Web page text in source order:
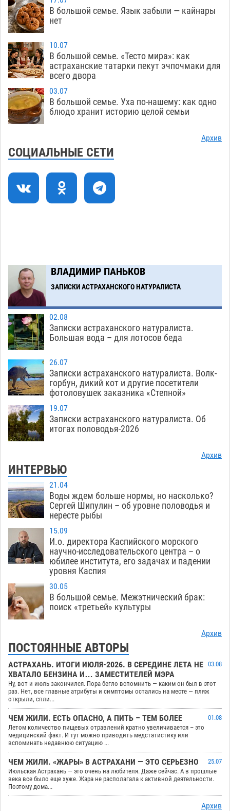
11:20
Астраханцев ждут на парковом газоне с
призами и эрмитажными котами
10:43
Астраханский суд встал на сторону МЧС в
споре за возврат униформы
07.08 325
10:02
На Всероссийской Спартакиаде астраханские
гандболисты уступили казанским «драконам»
07.08
Краснодарской в Астрахани скончались
08:47
Астраханский суд оценил четыре удара по
голове полицейского в сто тысяч рублей
18:57
В Астрахани впервые открыли смену по
теории игр
В большой семье. Язык забыли — кайнары
нет
10.07
В большой семье. «Тесто мира»: как
астраханские татарки пекут эчпочмаки для
всего двора
03.07
В большой семье. Уха по-нашему: как одно
блюдо хранит историю целой семьи
Архив
СОЦИАЛЬНЫЕ СЕТИ
ВЛАДИМИР ПАНЬКОВ
ЗАПИСКИ АСТРАХАНСКОГО НАТУРАЛИСТА
02.08
Записки астраханского натуралиста.
Большая вода – для лотосов беда
26.07
Записки астраханского натуралиста. Волк-
горбун, дикий кот и другие посетители
фотоловушек заказника «Степной»
19.07
Записки астраханского натуралиста. Об
итогах половодья-2026
Архив
ИНТЕРВЬЮ
21.04
Воды ждем больше нормы, но насколько?
Сергей Шипулин – об уровне половодья и
нересте рыбы
15.09
И.о. директора Каспийского морского
научно-исследовательского центра – о
юбилее института, его задачах и падении
уровня Каспия
30.05
В большой семье. Межэтнический брак:
поиск «третьей» культуры
Архив
ПОСТОЯННЫЕ АВТОРЫ
АСТРАХАНЬ. ИТОГИ ИЮЛЯ-2026. В СЕРЕДИНЕ ЛЕТА НЕ
ХВАТАЛО БЕНЗИНА И… ЗАМЕСТИТЕЛЕЙ МЭРА
03.08
Ну, вот и июль закончился. Пора бегло вспомнить — каким он был в этот
раз. Нет, все главные атрибуты и симптомы остались на месте — пляж
открыли, спли...
ЧЕМ ЖИЛИ. ЕСТЬ ОПАСНО, А ПИТЬ – ТЕМ БОЛЕЕ
01.08
Летом количество пищевых отравлений кратно увеличивается – это
медицинский факт. И тут можно приводить медстатистику или
вспоминать недавнюю ситуацию ...
ЧЕМ ЖИЛИ. «ЖАРЫ» В АСТРАХАНИ — ЭТО СЕРЬЕЗНО
25.07
Июльская Астрахань — это очень на любителя. Даже сейчас. А в прошлые
века все было еще хуже. Жара не располагала к активной деятельности.
Поэтому дома...
Архив